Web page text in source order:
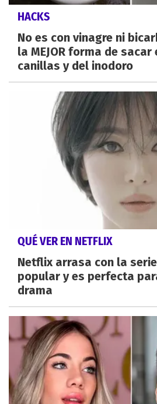
HACKS
No es con vinagre ni
la MEJOR forma de
canillas y del inodoro
QUÉ VER EN NETFLIX
Netflix arrasa con la
popular y es perfecta
drama